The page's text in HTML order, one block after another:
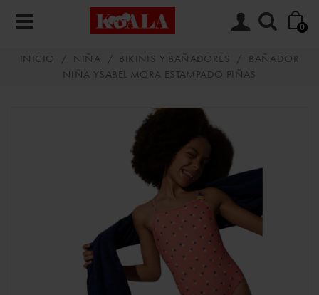
0
INICIO / NIÑA / BIKINIS Y BAÑADORES /
BAÑADOR
NIÑA YSABEL MORA ESTAMPADO PIÑAS